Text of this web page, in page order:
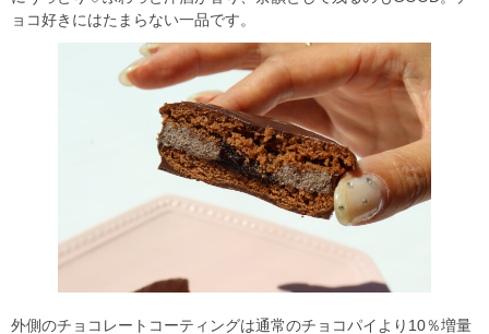
ョコ好きにはたまらない一品です。
外側のチョコレートコーティングは通常のチョコパイより10％増量